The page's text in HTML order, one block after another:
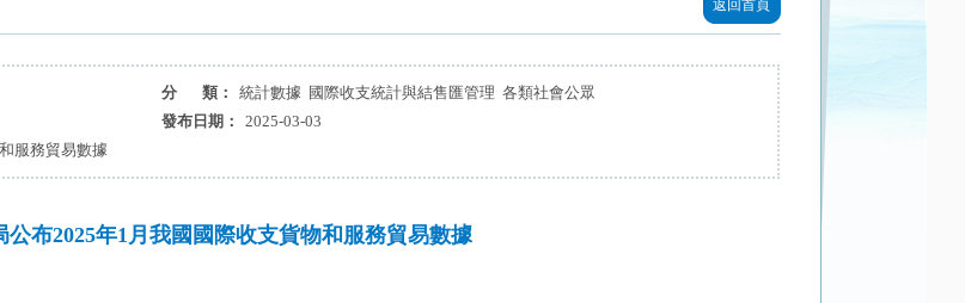
返回首頁
分 類：
統計數據 國際收支統計與結售匯管理 各類社會公眾
發布日期：
2025-03-03
服務貿易數據
公布2025年1月我國國際收支貨物和服務貿易數據